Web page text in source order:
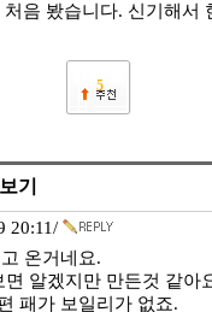
음 봤습니다. 신기해서
5
기
20:11/
온거네요.
알겠지만 만든것 같아
패가 보일리가 없죠.